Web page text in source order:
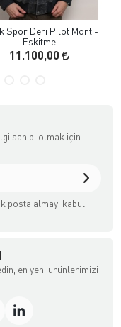
Spor Deri Pilot Mont -
Eskitme
11.100,00
sahibi olmak için
posta almayı kabul
en yeni ürünlerimizi